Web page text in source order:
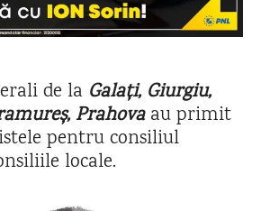
de la Galați, Giurgiu,
Prahovaau primit
pentru consiliul
locale.